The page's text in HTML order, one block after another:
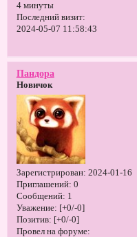
4 минуты
Последний визит:
2024-05-07 11:58:43
Пандора
Новичок
Зарегистрирован: 2024-01-16
Приглашений: 0
Сообщений: 1
Уважение: [+0/-0]
Позитив: [+0/-0]
Провел на форуме: